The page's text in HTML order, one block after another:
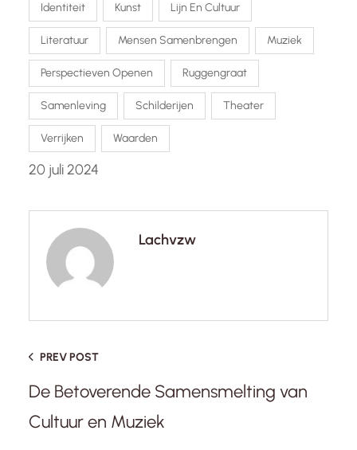
Identiteit Kunst Lijn En Cultuur
Literatuur Mensen Samenbrengen Muziek
Perspectieven Openen Ruggengraat
Samenleving Schilderijen Theater
Verrijken Waarden
20 juli 2024
Lachvzw
PREV POST
De Betoverende Samensmelting van
Cultuur en Muziek